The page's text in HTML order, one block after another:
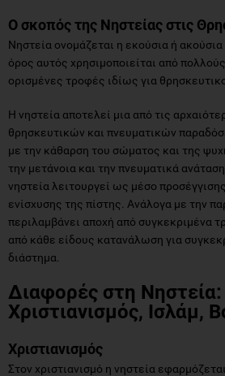
Ο σκοπός της Νηστείας στις
Νηστεία ονομάζεται η εκούσια ή
όρος αυτός χρησιμοποιείται από
ορισμένες τροφές ιδίως για
Η νηστεία αποτελεί μια από τις
θρησκευτικών και πνευματικών
με την κάθαρση του σώματος και της
την μετάνοια και την πνευματικά
νηστεία λειτουργεί ως μέσο
ενίσχυσης της πίστης. Ανάλογα με την
περιλαμβάνει αποχή από συγκεκριμένα
από κάθε είδους κατανάλωση για
διάστημα.
Διαφορές στη Νηστεία:
Χριστιανισμός, Ισλάμ,
Χριστιανισμός
Στον χριστιανισμό η νηστεία